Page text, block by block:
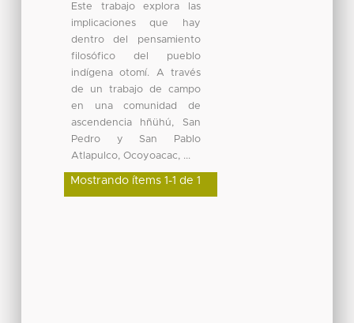
Este trabajo explora las
implicaciones que hay
dentro del pensamiento
filosófico del pueblo
indígena otomí. A través
de un trabajo de campo
en una comunidad de
ascendencia hñühú, San
Pedro y San Pablo
Atlapulco, Ocoyoacac, ...
Mostrando ítems 1-1 de 1